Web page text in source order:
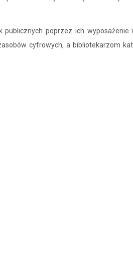
poprzez ich
cyfrowych, a bibliotekarzom